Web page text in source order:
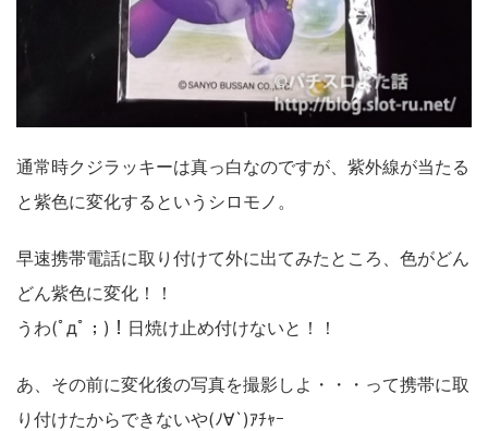
通常時クジラッキーは真っ白なのですが、紫外線が当たる
と紫色に変化するというシロモノ。
早速携帯電話に取り付けて外に出てみたところ、色がどん
どん紫色に変化！！
うわ(ﾟдﾟ；)！日焼け止め付けないと！！
あ、その前に変化後の写真を撮影しよ・・・って携帯に取
り付けたからできないや(ﾉ∀`)ｱﾁｬｰ